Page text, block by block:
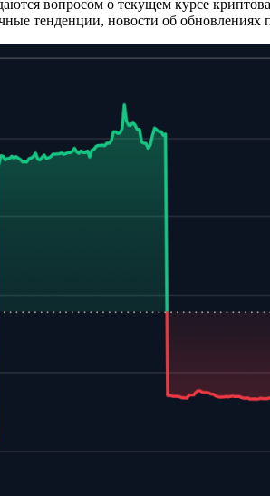
вопросом о текущем курсе
тенденции, новости об обновлениях